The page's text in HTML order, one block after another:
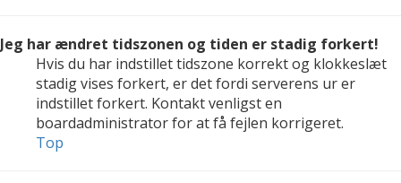
Jeg har ændret tidszonen og tiden er stadig forkert!
Hvis du har indstillet tidszone korrekt og klokkeslæt
stadig vises forkert, er det fordi serverens ur er
indstillet forkert. Kontakt venligst en
boardadministrator for at få fejlen korrigeret.
Top